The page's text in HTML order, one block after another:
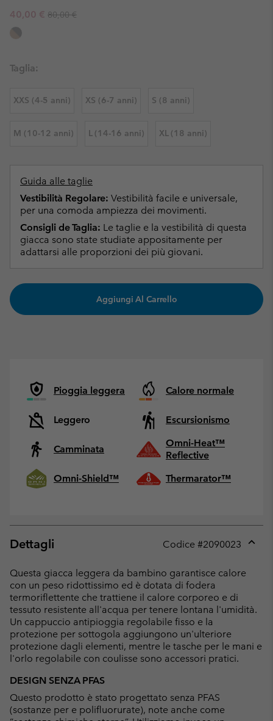
Sale price:
40,00 € Regular price:
80,00 €
Taglia:
XXS (4-5 anni) XS (6-7 anni) S (8 anni)
M (10-12 anni) L (14-16 anni) XL (18 anni)
Guida alle taglie
Vestibilità Regolare: Vestibilità facile e universale,
per una comoda ampiezza dei movimenti.
Consigli de Taglia: Le taglie e la vestibilità di questa
giacca sono state studiate appositamente per
adattarsi alle proporzioni dei più giovani.
Aggiungi Al Carrello
Pioggia leggera Calore normale
Leggero Escursionismo
Camminata
Omni-Heat™
Reflective
Omni-Shield™
Thermarator™
Dettagli Codice #2090023
Questa giacca leggera da bambino garantisce calore
con un peso ridottissimo ed è dotata di fodera
termoriflettente che trattiene il calore corporeo e di
tessuto resistente all'acqua per tenere lontana l'umidità.
Un cappuccio antipioggia regolabile fisso e la
protezione per sottogola aggiungono un'ulteriore
protezione dagli elementi, mentre le tasche per le mani e
l'orlo regolabile con coulisse sono accessori pratici.
DESIGN SENZA PFAS
Questo prodotto è stato progettato senza PFAS
(sostanze per e polifluorurate), note anche come